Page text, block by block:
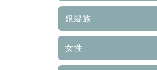
銀髮族
女性